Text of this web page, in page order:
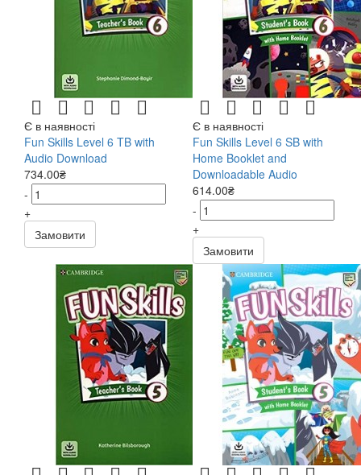
Є в наявності
Fun Skills Level 6 TB with
Audio Download
734.00₴
-
+
Замовити
Є в наявності
Fun Skills Level 6 SB with
Home Booklet and
Downloadable Audio
614.00₴
-
+
Замовити